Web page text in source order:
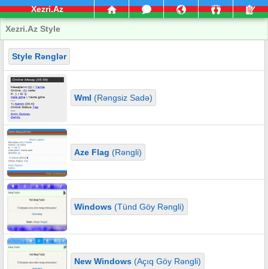
Xezri.Az
Xezri.Az Style
Style Rənglər
Wml (Rəngsiz Sadə)
Aze Flag (Rəngli)
Windows(Tünd Göy Rəngli)
New Windows(Açıq Göy Rəngli)